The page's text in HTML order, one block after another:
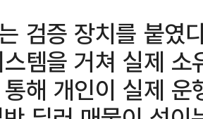
검증 장치를 붙였
템을 거쳐 실제
해 개인이 실제